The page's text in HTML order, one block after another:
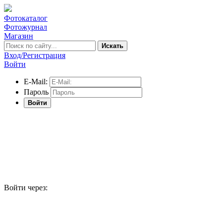
Фотокаталог
Фотожурнал
Магазин
Искать
Вход/Регистрация
Войти
E-Mail:
Пароль
Войти
Войти через: